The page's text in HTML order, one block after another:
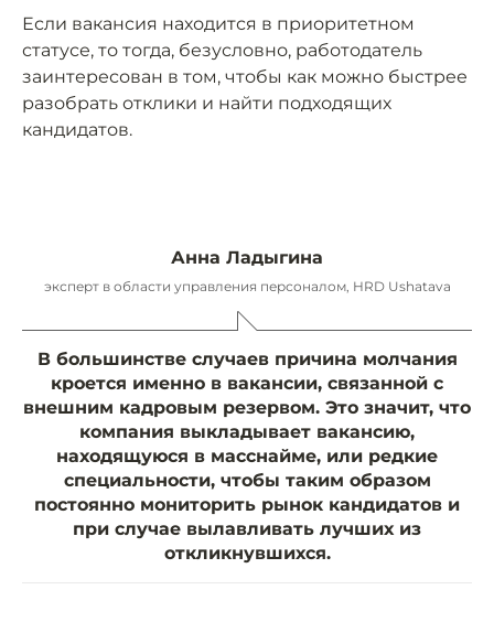
Если вакансия находится в приоритетном
статусе, то тогда, безусловно, работодатель
заинтересован в том, чтобы как можно быстрее
разобрать отклики и найти подходящих
кандидатов.
Анна Ладыгина
эксперт в области управления персоналом, HRD Ushatava
В большинстве случаев причина молчания
кроется именно в вакансии, связанной с
внешним кадровым резервом. Это значит, что
компания выкладывает вакансию,
находящуюся в масснайме, или редкие
специальности, чтобы таким образом
постоянно мониторить рынок кандидатов и
при случае вылавливать лучших из
откликнувшихся.